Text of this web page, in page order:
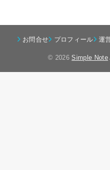
お問合せ プロフィール 運
© 2026Simple Note